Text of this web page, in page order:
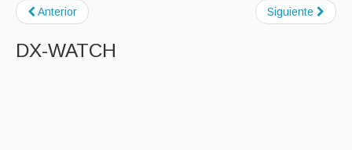
Anterior Siguiente
DX-WATCH